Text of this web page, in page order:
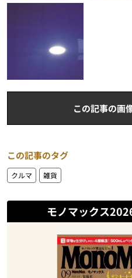
この記事の画
この記事のタグ
クルマ 雑貨
モノマックス